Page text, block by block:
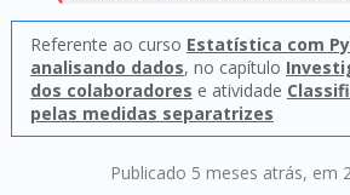
Publicado 5 meses atrás, em
Referente ao curso Estatística com
analisando dados, no capítulo
dos colaboradores e atividade
pelas medidas separatrizes